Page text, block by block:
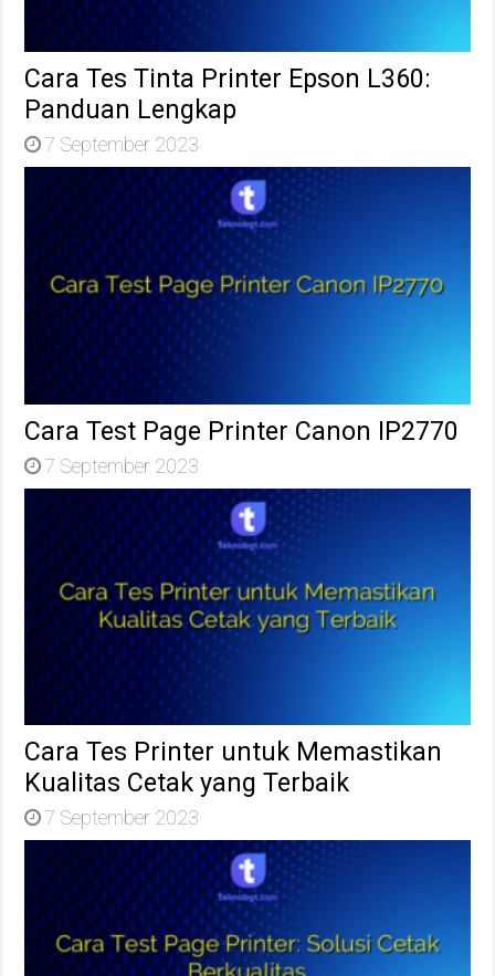
Cara Tes Tinta Printer Epson L360:
Panduan Lengkap
7 September 2023
Cara Test Page Printer Canon IP2770
7 September 2023
Cara Tes Printer untuk Memastikan
Kualitas Cetak yang Terbaik
7 September 2023